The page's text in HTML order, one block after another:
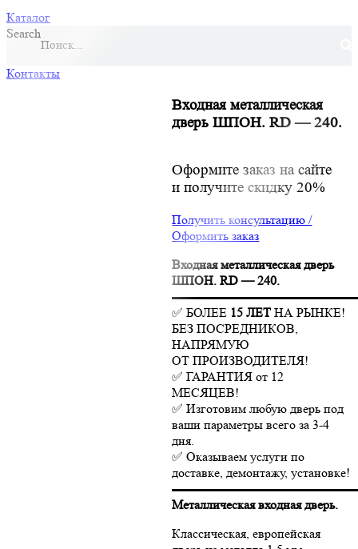
Каталог
Search
Контакты
Входная металлическая
дверь ШПОН. RD — 240.
Входная металлическая дверь
ШПОН. RD — 240.
✅ БОЛЕЕ 15 ЛЕТ НА РЫНКЕ!
БЕЗ ПОСРЕДНИКОВ,
НАПРЯМУЮ
ОТ ПРОИЗВОДИТЕЛЯ!
✅ ГАРАНТИЯ от 12
МЕСЯЦЕВ!
✅ Изготовим любую дверь под
ваши параметры всего за 3-4
дня.
✅ Оказываем услуги по
доставке, демонтажу, установке!
Металлическая входная дверь.
Классическая, европейская
Оформите заказ на сайте
и получите скидку 20%
Получить консультацию /
Оформить заказ